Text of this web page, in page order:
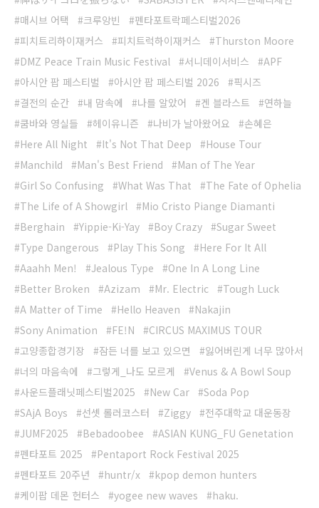
매시브 어택
크루앙빈
펜타포트락페스티벌2026
피치트리하이재커스
피치트럭하이재커스
Thurston Moore
DMZ Peace Train Music Festival
서니데이서비스
APF
아시안 팝 페스티벌
아시안 팝 페스티벌 2026
픽시즈
결전의 순간
내 맘속에 나를 알았어 겐 블라스트
연하늘
쿰바와 영실들
헤이유니즌 나비가 날아왔어요
손혜은
Here All Night
It's Not That Deep
House Tour
Manchild
Man's Best Friend
Man of The Year
Girl So Confusing
What Was That
The Fate of Ophelia
The Life of A Showgirl
Mio Cristo Piange Diamanti
Berghain
Yippie-Ki-Yay Boy Crazy
Sugar Sweet
Type Dangerous
Play This Song
Here For It All
Aaahh Men!
Jealous Type
One In A Long Line
Better Broken
Azizam Mr. Electric
Tough Luck
A Matter of Time
Hello Heaven
Nakajin
Sony Animation
FE!N
CIRCUS MAXIMUS TOUR
고양종합경기장
잠든 너를 보고 있으면
잃어버린게 너무 많아서
너의 마음속에
그렇게_나도 모르게
Venus & A Bowl Soup
사운드플래닛페스티벌2025
New Car
Soda Pop
SAjA Boys
선셋 롤러코스터 Ziggy
전주대학교 대운동장
JUMF2025
Bebadoobee
ASIAN KUNG_FU Genetation
펜타포트 2025
Pentaport Rock Festival 2025
펜타포트 20주년
huntr/x
kpop demon hunters
케이팝 데몬 헌터스
yogee new waves
haku.